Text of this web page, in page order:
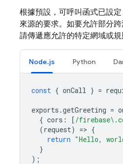
根據預設，可呼叫函式已設
來源的要求。如要允許部分跨
請傳遞應允許的特定網域或規
Node.js Python
const { onCall } =
exports .getGreeting =
{ cors : [ /
(request) => {
return "Hello,
}
);